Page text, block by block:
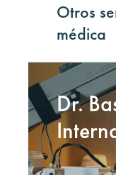
Otros
médica
Dr.